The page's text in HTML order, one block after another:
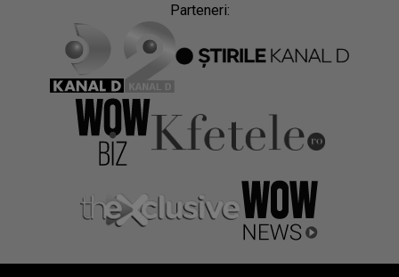
Parteneri: